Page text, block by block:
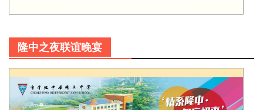
隆中之夜联谊晚宴